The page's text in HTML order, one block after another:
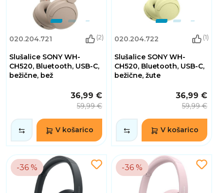
020.204.721 (2)
Slušalice SONY WH-
CH520, Bluetooth, USB-C,
bežične, bež
36,99 €
59,99 €
V košarico
020.204.722 (1)
Slušalice SONY WH-
CH520, Bluetooth, USB-C,
bežične, žute
36,99 €
59,99 €
V košarico
-36 % -36 %